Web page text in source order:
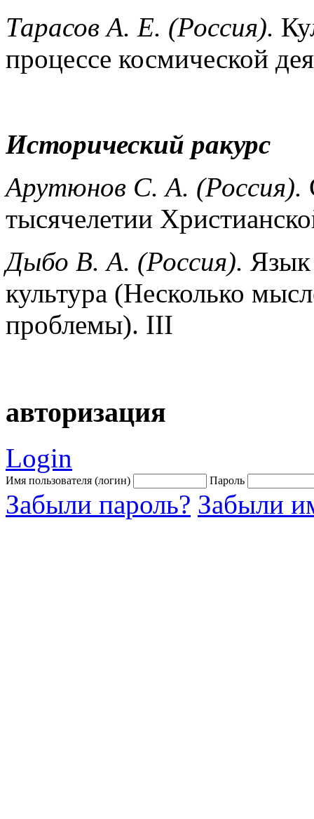
Тарасов А. Е. (Россия).
процессе космической
Исторический ракурс
Арутюнов С. А. (Россия).
тысячелетии
Дыбо В. А. (Россия).
культура (Несколько
проблемы). III
авторизация
Login
Имя пользователя (логин) Пароль
Забыли пароль? Забыли